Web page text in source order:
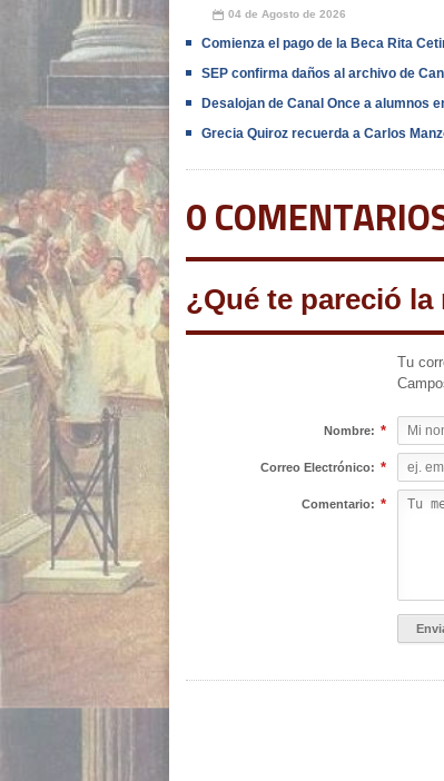
📅 04 de Agosto de 2026
Comienza el pago de la Beca Rita
SEP confirma daños al archivo de
Desalojan de Canal Once a alumnos
Grecia Quiroz recuerda a Carlos
0
¿Qué te pareció
Tu
Nombre: *
Correo Electrónico: *
Comentario: *